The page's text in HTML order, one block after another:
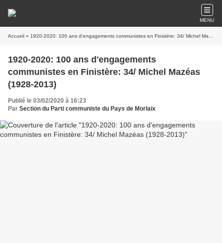
MENU
Accueil » 1920-2020: 100 ans d'engagements communistes en Finistère: 34/ Michel Mazéas (1928-2013)
1920-2020: 100 ans d'engagements
communistes en Finistère: 34/ Michel Mazéas
(1928-2013)
Publié le 03/02/2020 à 16:23
Par Section du Parti communiste du Pays de Morlaix